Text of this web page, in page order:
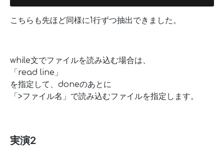
こちらも先ほど同様に1行ずつ抽出できました。
while文でファイルを読み込む場合は、
「read line」
を指定して、doneのあとに
「>ファイル名」で読み込むファイルを指定します。
実演2